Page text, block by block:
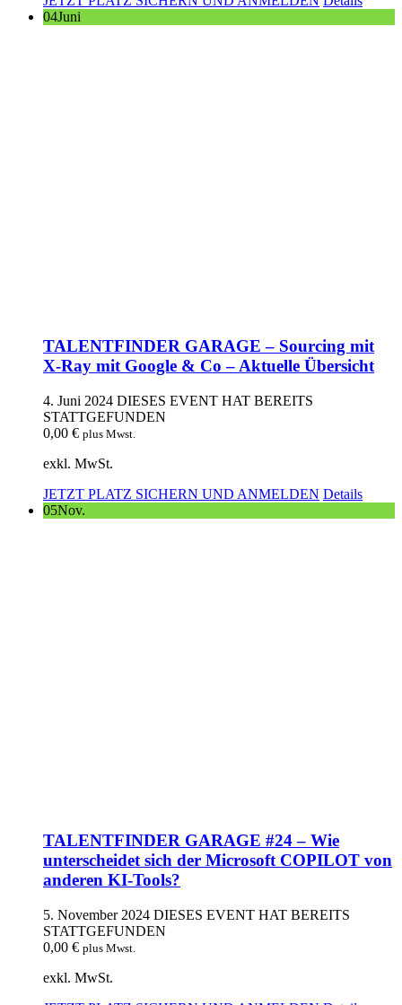
04Juni
TALENTFINDER GARAGE – Sourcing mit
X-Ray mit Google & Co – Aktuelle Übersicht
4. Juni 2024 DIESES EVENT HAT BEREITS
STATTGEFUNDEN
0,00 € plus Mwst.
exkl. MwSt.
JETZT PLATZ SICHERN UND ANMELDEN Details
05Nov.
TALENTFINDER GARAGE #24 – Wie
unterscheidet sich der Microsoft COPILOT von
anderen KI-Tools?
5. November 2024 DIESES EVENT HAT BEREITS
STATTGEFUNDEN
0,00 € plus Mwst.
exkl. MwSt.